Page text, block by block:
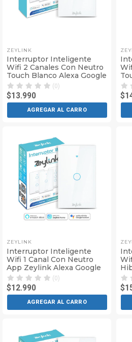
ZEYLINK
Interruptor Inteligente
Wifi 2 Canales Con Neutro
Touch Blanco Alexa Google
(0)
$13.990
AGREGAR AL CARRO
ZEYLINK
Interruptor Inteligente
Wifi 1 Canal Con Neutro
App Zeylink Alexa Google
(0)
$12.990
AGREGAR AL CARRO